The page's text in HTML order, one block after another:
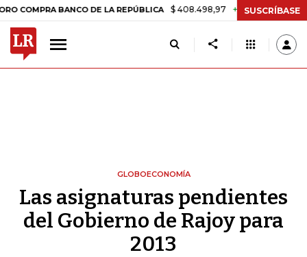
BANCO DE LA REPÚBLICA $ 408.498,97 +$ 8.753,81 +2,19%
SUSCRÍBASE
GLOBOECONOMÍA
Las asignaturas pendientes
del Gobierno de Rajoy para
2013